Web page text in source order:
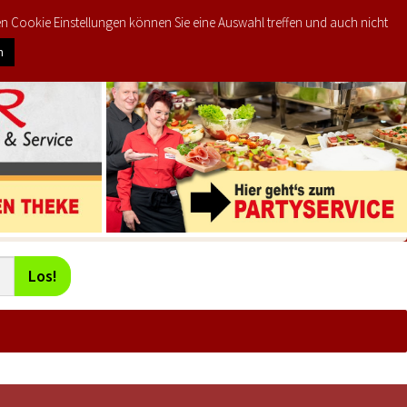
MEIN KONTO €0,00 0
Los!
Cookie Einstellungen können Sie eine Auswahl treffen und auch nicht